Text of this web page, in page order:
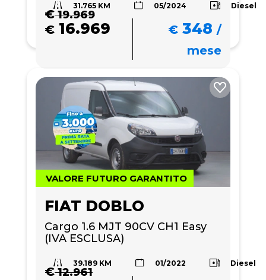
31.765 KM 05/2024 Diesel
€19.969
€ 16.969 € 348 /
mese
VALORE FUTURO GARANTITO
FIAT DOBLO
Cargo 1.6 MJT 90CV CH1 Easy
(IVA ESCLUSA)
39.189 KM 01/2022 Diesel
€12.961